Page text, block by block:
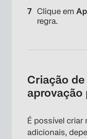
Clique em
regra.
Criação
aprovação
É possível criar
adicionais,